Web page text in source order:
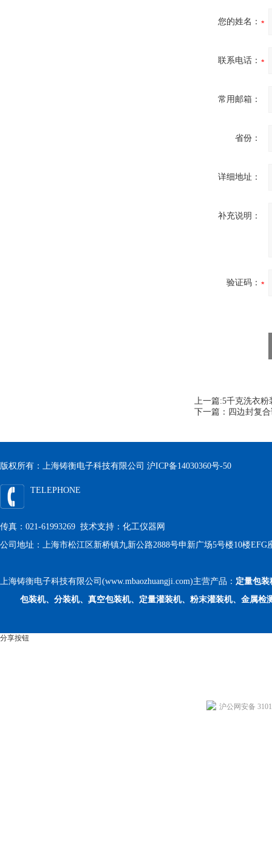
您的姓名：
联系电话：
常用邮箱：
省份：
详细地址：
补充说明：
验证码：
上一篇:5千克洗衣粉
下一篇： 四边封复
版权所有：上海铸衡电子科技有限公司 沪ICP备14030360号-50
TELEPHONE
传真：021-61993269 技术支持： 化工仪器网
公司地址：上海市松江区新桥镇九新公路2888号申新广场5号楼10楼EFG
上海铸衡电子科技有限公司(www.mbaozhuangji.com)主营产品： 定量包装
包装机、分装机、真空包装机、定量灌装机、粉末灌装机、金属检
分享按钮
沪公网安备